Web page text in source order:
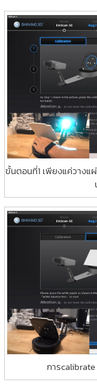
ขั้นตอนที่1 เพียงแค่วางแ
การ